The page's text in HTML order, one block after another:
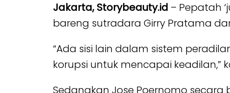
Jakarta, Storybeauty.id – Pepatah
bareng sutradara Girry Pratama
“Ada sisi lain dalam sistem
korupsi untuk mencapai keadilan,”
Sedangkan Jose Poernomo